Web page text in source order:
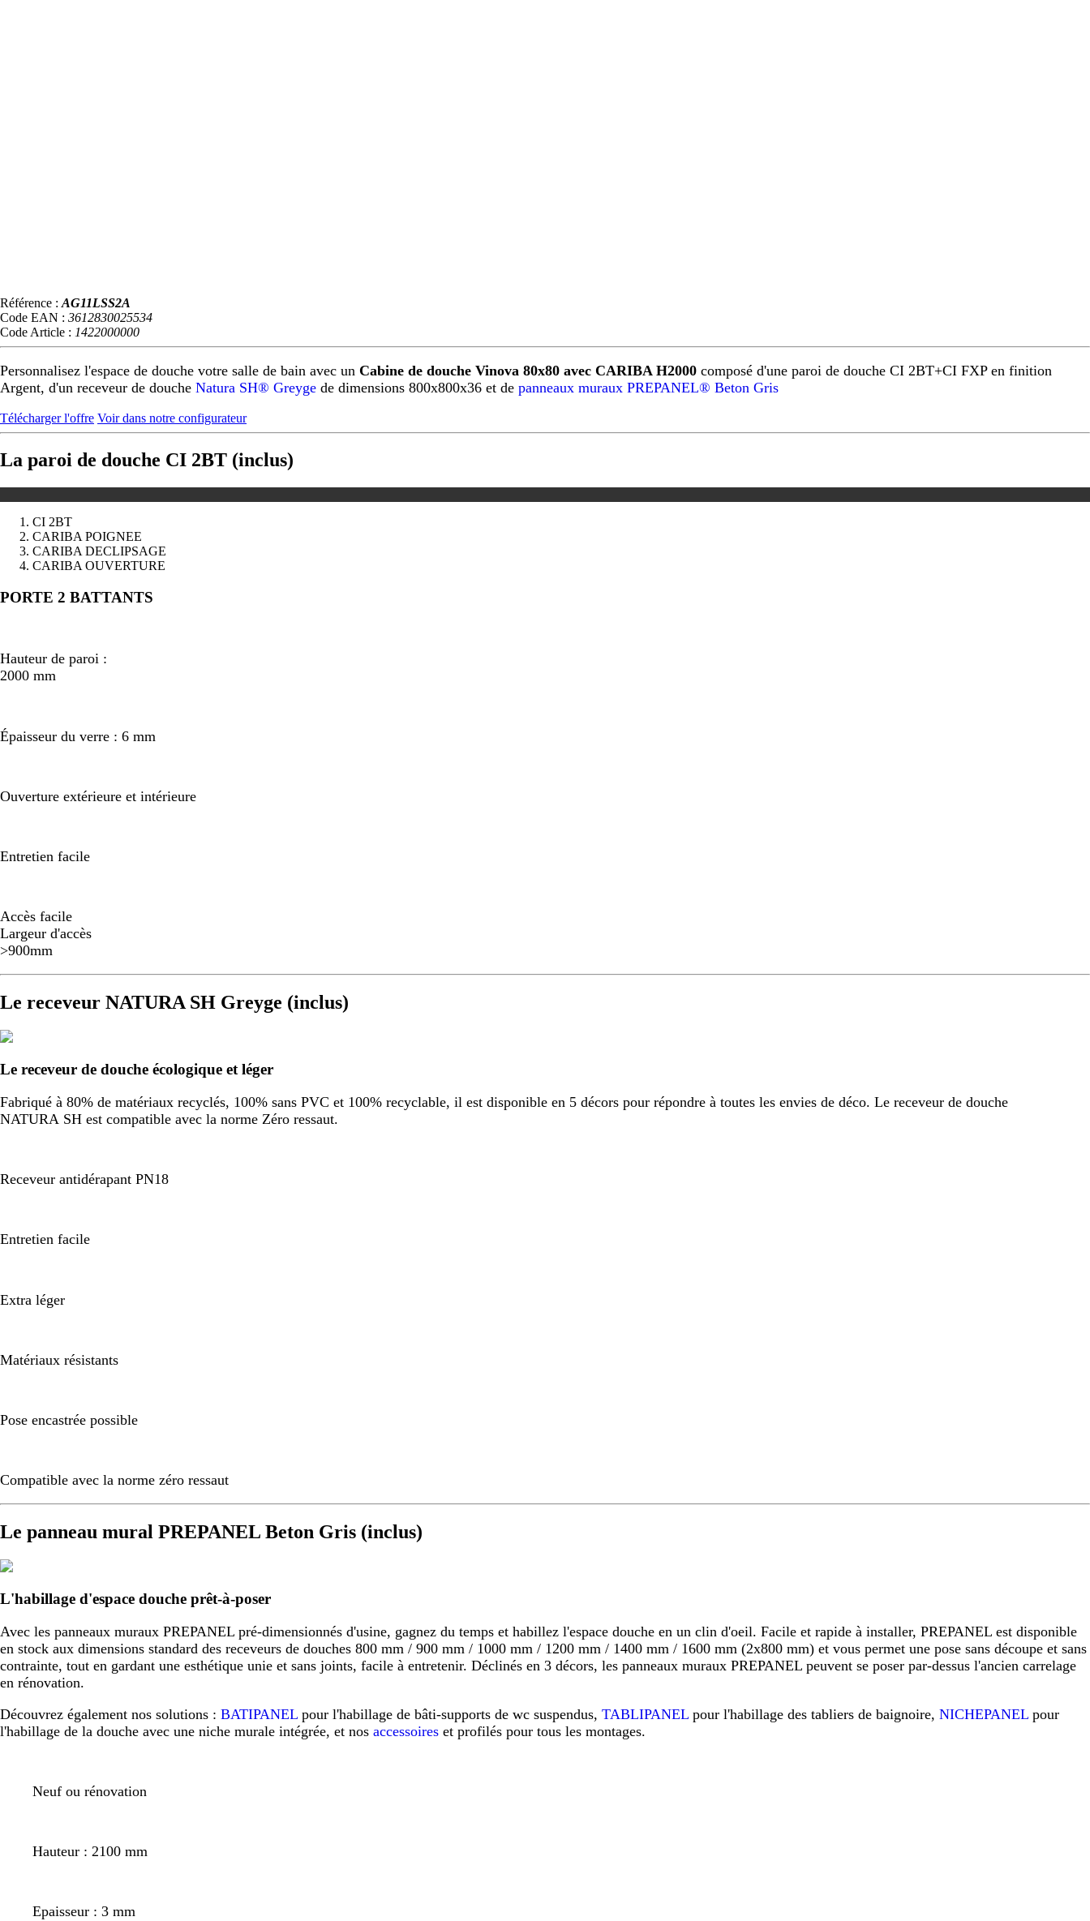
Référence : AG11LSS2A
Code EAN : 3612830025534
Code Article : 1422000000
Personnalisez l'espace de douche votre salle de bain avec un Cabine de douche Vinova 80x80 avec CARIBA H2000 composé d'une paroi de douche CI 2BT+CI FXP en finition
Argent, d'un receveur de douche Natura SH® Greyge de dimensions 800x800x36 et de panneaux muraux PREPANEL® Beton Gris
Télécharger l'offre Voir dans notre configurateur
La paroi de douche CI 2BT (inclus)
CI 2BT
CARIBA POIGNEE
CARIBA DECLIPSAGE
CARIBA OUVERTURE
Précédent
Suivant
PORTE 2 BATTANTS
Hauteur de paroi :
2000 mm
Épaisseur du verre : 6 mm
Ouverture extérieure et intérieure
Entretien facile
Accès facile
Largeur d'accès
>900mm
Le receveur NATURA SH Greyge (inclus)
Le receveur de douche écologique et léger
Fabriqué à 80% de matériaux recyclés, 100% sans PVC et 100% recyclable, il est disponible en 5 décors pour répondre à toutes les envies de déco. Le receveur de douche
NATURA SH est compatible avec la norme Zéro ressaut.
Receveur antidérapant PN18
Entretien facile
Extra léger
Matériaux résistants
Pose encastrée possible
Compatible avec la norme zéro ressaut
Le panneau mural PREPANEL Beton Gris (inclus)
L'habillage d'espace douche prêt-à-poser
Avec les panneaux muraux PREPANEL pré-dimensionnés d'usine, gagnez du temps et habillez l'espace douche en un clin d'oeil. Facile et rapide à installer, PREPANEL est disponible
en stock aux dimensions standard des receveurs de douches 800 mm / 900 mm / 1000 mm / 1200 mm / 1400 mm / 1600 mm (2x800 mm) et vous permet une pose sans découpe et sans
contrainte, tout en gardant une esthétique unie et sans joints, facile à entretenir. Déclinés en 3 décors, les panneaux muraux PREPANEL peuvent se poser par-dessus l'ancien carrelage
en rénovation.
Découvrez également nos solutions : BATIPANEL pour l'habillage de bâti-supports de wc suspendus, TABLIPANEL pour l'habillage des tabliers de baignoire, NICHEPANEL pour
l'habillage de la douche avec une niche murale intégrée, et nos accessoires et profilés pour tous les montages.
Neuf ou rénovation
Hauteur : 2100 mm
Epaisseur : 3 mm